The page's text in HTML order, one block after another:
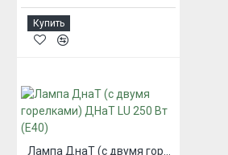
Купить
Лампа ДнаТ (с двумя горелками) ДНаТ LU 250 Вт (Е40)